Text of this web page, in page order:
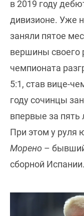
в 2019 году
дивизионе. Уже
заняли пятое
вершины своего
чемпионата
5:1, став вице-
году сочинцы
впервые за пять
При этом у руля
Морено –
сборной Испании.